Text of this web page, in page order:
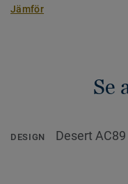
Jämför
Se
DESIGN Desert AC89